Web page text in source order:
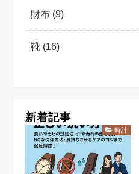
財布 (9)
靴 (16)
新着記事
時計